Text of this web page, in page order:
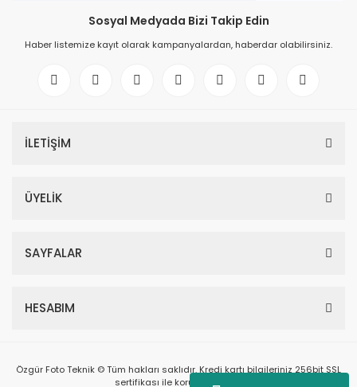
Sosyal Medyada Bizi Takip Edin
Haber listemize kayıt olarak kampanyalardan, haberdar olabilirsiniz.
İLETİŞİM
ÜYELİK
SAYFALAR
HESABIM
Özgür Foto Teknik © Tüm hakları saklıdır. Kredi kartı bilgileriniz 256bit SSL
sertifikası ile korunmaktadır.